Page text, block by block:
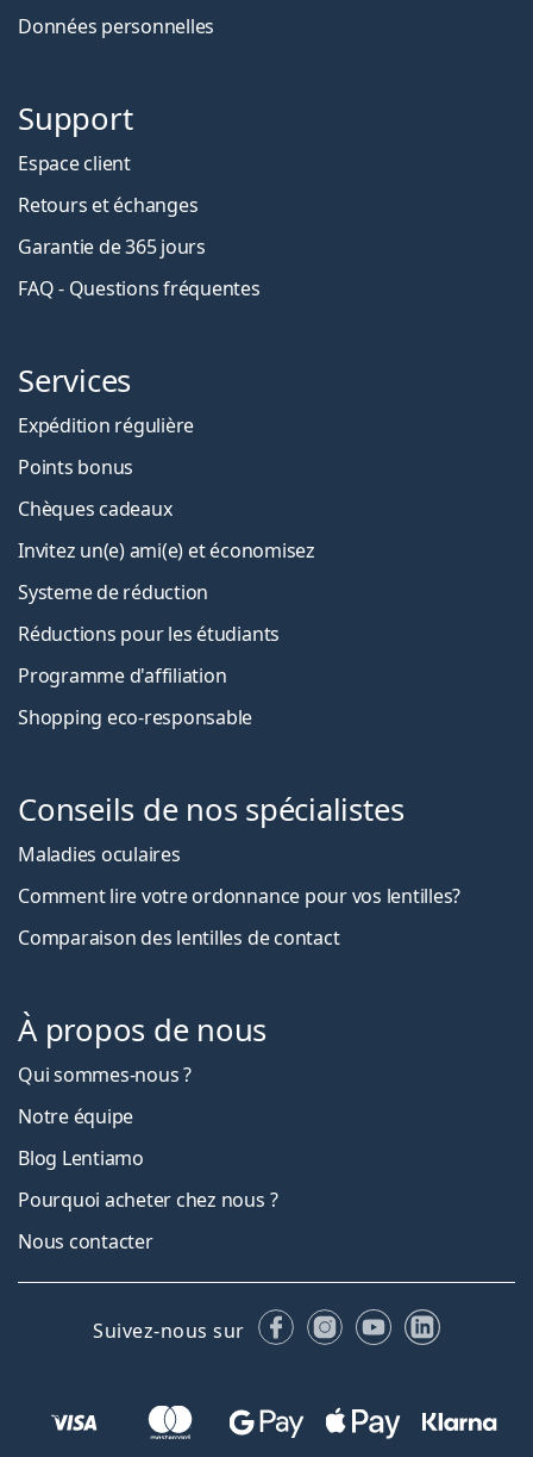
Données personnelles
Support
Espace client
Retours et échanges
Garantie de 365 jours
FAQ - Questions fréquentes
Services
Expédition régulière
Points bonus
Chèques cadeaux
Invitez un(e) ami(e) et économisez
Systeme de réduction
Réductions pour les étudiants
Programme d'affiliation
Shopping eco-responsable
Conseils de nos spécialistes
Maladies oculaires
Comment lire votre ordonnance pour vos lentilles?
Comparaison des lentilles de contact
À propos de nous
Qui sommes-nous ?
Notre équipe
Blog Lentiamo
Pourquoi acheter chez nous ?
Nous contacter
Suivez-nous sur FacebookInstagram
YouTubeLinkedIn